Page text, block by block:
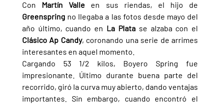
Con Martín Valle
Greenspring no llegaba a las fotos desde mayo del
año último, cuando en La Plata
Clásico Ap Candy, coronando una serie de arrimes
interesantes en aquel momento.
Cargando 53 1/2 kilos, Boyero Spring fue
impresionante. Último durante buena parte del
recorrido, giró la curva muy abierto, dando ventajas
importantes. Sin embargo, cuando encontró el